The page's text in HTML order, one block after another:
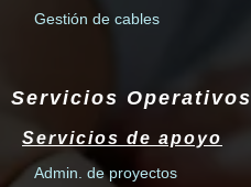
Gestión de cables
Servicios Operativos
Servicios de apoyo
Admin. de proyectos